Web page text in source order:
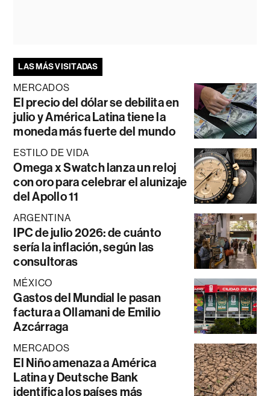
LAS MÁS VISITADAS
MERCADOS
El precio del dólar se debilita en
julio y América Latina tiene la
moneda más fuerte del mundo
ESTILO DE VIDA
Omega x Swatch lanza un reloj
con oro para celebrar el alunizaje
del Apollo 11
ARGENTINA
IPC de julio 2026: de cuánto
sería la inflación, según las
consultoras
MÉXICO
Gastos del Mundial le pasan
factura a Ollamani de Emilio
Azcárraga
MERCADOS
El Niño amenaza a América
Latina y Deutsche Bank
identifica los países más